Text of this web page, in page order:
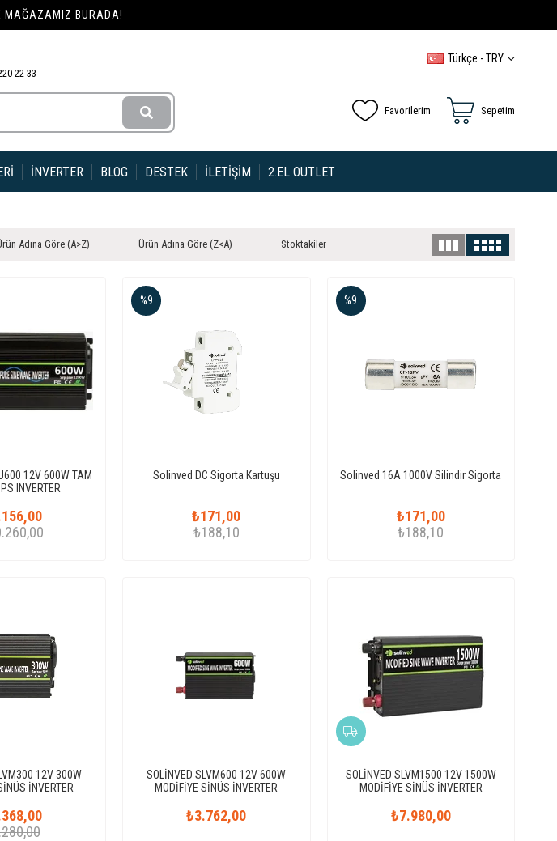
MAĞAZAMIZ BURADA!
22 33
İNVERTER BLOG DESTEK İLETIŞIM 2.EL OUTLET
Türkçe - TRY
Sepetim
Favorilerim
Adına Göre (A>Z) Ürün Adına Göre (Z<A) Stoktakiler
12V 600W TAM
INVERTER
Solinved DC Sigorta Kartuşu
₺171,00
₺188,10
%9
Solinved 16A 1000V Silindir Sigorta
₺171,00
₺188,10
%9
12V 300W
İNVERTER
SOLİNVED SLVM600 12V 600W
MODİFİYE SİNÜS İNVERTER
₺3.762,00
SOLİNVED SLVM1500 12V 1500W
MODİFİYE SİNÜS İNVERTER
₺7.980,00